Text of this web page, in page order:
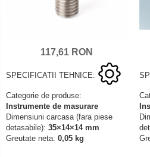
117,61 RON
SPECIFICATII TEHNICE:
Categorie de produse:
Instrumente de masurare
Dimensiuni carcasa (fara piese
detasabile): 35×14×14 mm
Greutate neta: 0,05 kg